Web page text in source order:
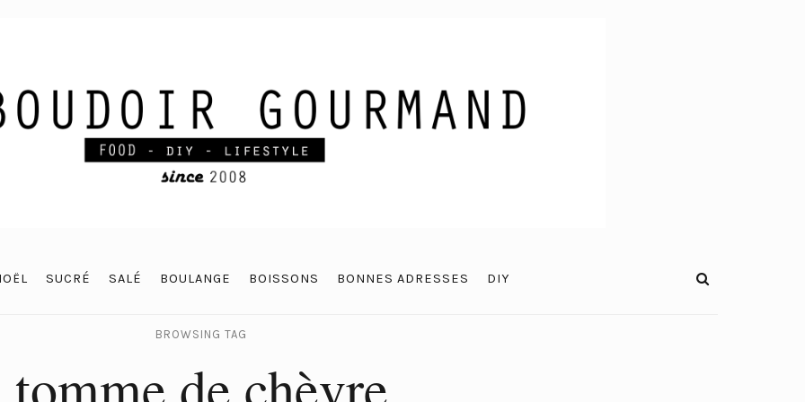
SUCRÉ SALÉ BOULANGE BOISSONS BONNES ADRESSES DIY
BROWSING TAG
tomme de chèvre